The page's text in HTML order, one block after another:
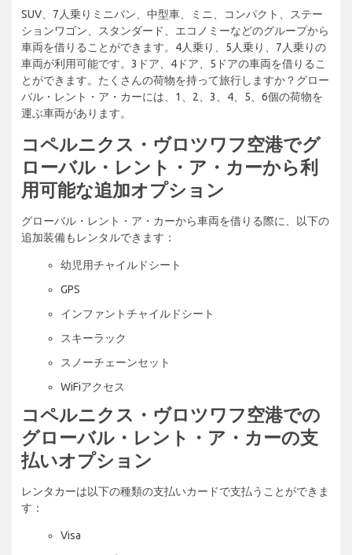
SUV、7人乗りミニバン、中型車、ミニ、コンパクト、ステー
ションワゴン、スタンダード、エコノミーなどのグループから
車両を借りることができます。4人乗り、5人乗り、7人乗りの
車両が利用可能です。3ドア、4ドア、5ドアの車両を借りるこ
とができます。たくさんの荷物を持って旅行しますか？グロー
バル・レント・ア・カーには、1、2、3、4、5、6個の荷物を
運ぶ車両があります。
コペルニクス・ヴロツワフ空港でグ
ローバル・レント・ア・カーから利
用可能な追加オプション
グローバル・レント・ア・カーから車両を借りる際に、以下の
追加装備もレンタルできます：
幼児用チャイルドシート
GPS
インファントチャイルドシート
スキーラック
スノーチェーンセット
WiFiアクセス
コペルニクス・ヴロツワフ空港での
グローバル・レント・ア・カーの支
払いオプション
レンタカーは以下の種類の支払いカードで支払うことができま
す：
Visa